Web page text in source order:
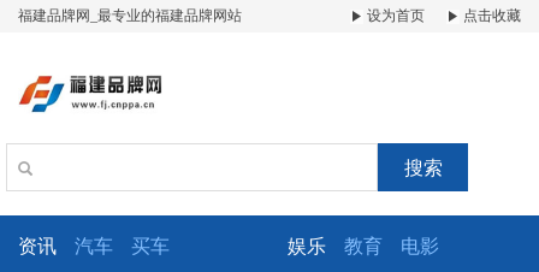
福建品牌网_最专业的福建品牌网站 设为首页 点击收藏
搜索
资讯 汽车 买车 娱乐 教育 电影